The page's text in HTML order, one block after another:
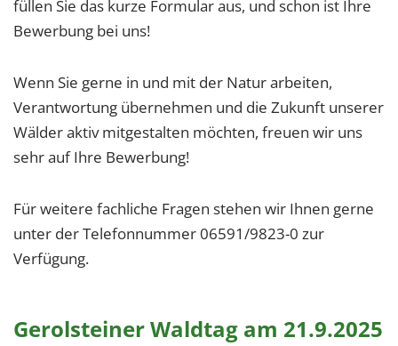
füllen Sie das kurze Formular aus, und schon ist Ihre
Bewerbung bei uns!
Wenn Sie gerne in und mit der Natur arbeiten,
Verantwortung übernehmen und die Zukunft unserer
Wälder aktiv mitgestalten möchten, freuen wir uns
sehr auf Ihre Bewerbung!
Für weitere fachliche Fragen stehen wir Ihnen gerne
unter der Telefonnummer 06591/9823-0 zur
Verfügung.
Gerolsteiner Waldtag am 21.9.2025